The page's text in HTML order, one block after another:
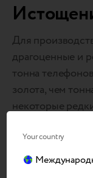
Для
драгоценные и
тонна
золота, чем
некоторые
Your country